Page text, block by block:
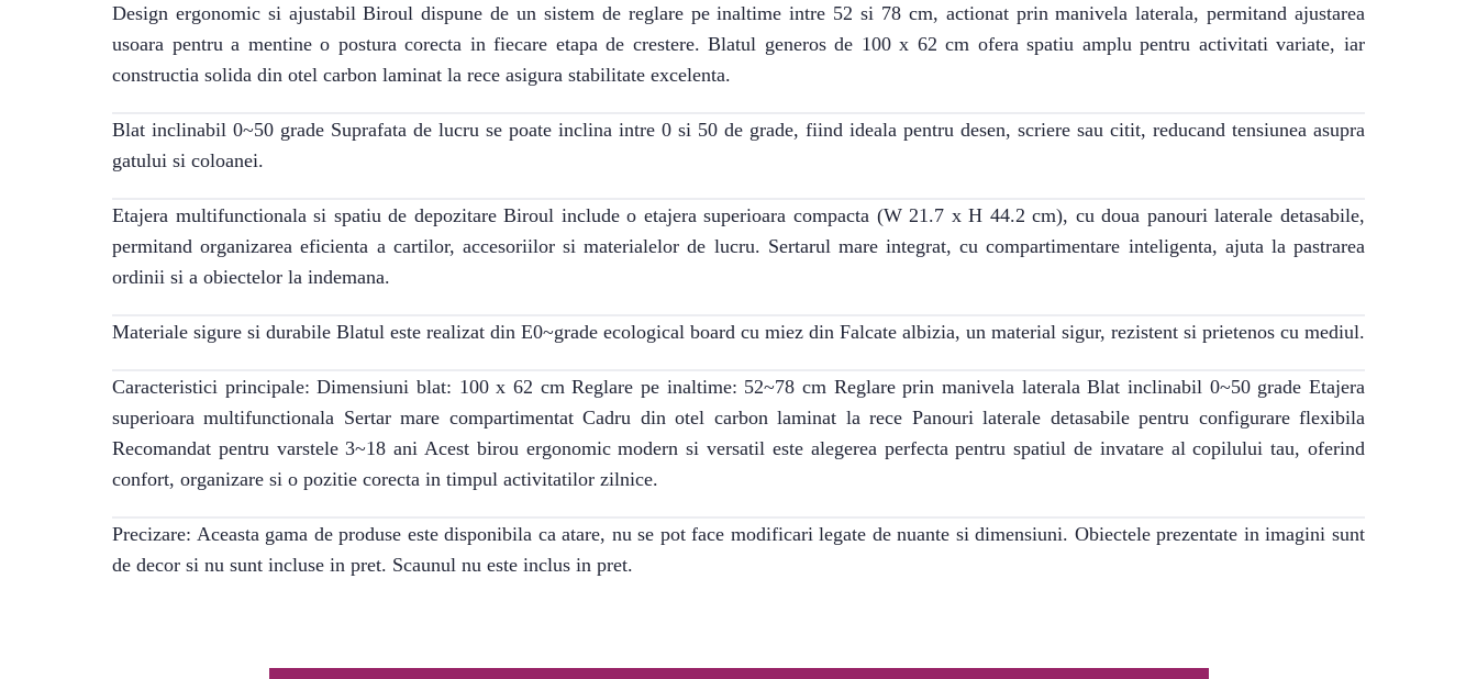
Design ergonomic si ajustabil Biroul dispune de un sistem de reglare pe inaltime intre 52 si 78 cm, actionat prin manivela laterala, permitand ajustarea
usoara pentru a mentine o postura corecta in fiecare etapa de crestere. Blatul generos de 100 x 62 cm ofera spatiu amplu pentru activitati variate, iar
constructia solida din otel carbon laminat la rece asigura stabilitate excelenta.
Blat inclinabil 0~50 grade Suprafata de lucru se poate inclina intre 0 si 50 de grade, fiind ideala pentru desen, scriere sau citit, reducand tensiunea asupra
gatului si coloanei.
Etajera multifunctionala si spatiu de depozitare Biroul include o etajera superioara compacta (W 21.7 x H 44.2 cm), cu doua panouri laterale detasabile,
permitand organizarea eficienta a cartilor, accesoriilor si materialelor de lucru. Sertarul mare integrat, cu compartimentare inteligenta, ajuta la pastrarea
ordinii si a obiectelor la indemana.
Materiale sigure si durabile Blatul este realizat din E0~grade ecological board cu miez din Falcate albizia, un material sigur, rezistent si prietenos cu mediul.
Caracteristici principale: Dimensiuni blat: 100 x 62 cm Reglare pe inaltime: 52~78 cm Reglare prin manivela laterala Blat inclinabil 0~50 grade Etajera
superioara multifunctionala Sertar mare compartimentat Cadru din otel carbon laminat la rece Panouri laterale detasabile pentru configurare flexibila
Recomandat pentru varstele 3~18 ani Acest birou ergonomic modern si versatil este alegerea perfecta pentru spatiul de invatare al copilului tau, oferind
confort, organizare si o pozitie corecta in timpul activitatilor zilnice.
Precizare: Aceasta gama de produse este disponibila ca atare, nu se pot face modificari legate de nuante si dimensiuni. Obiectele prezentate in imagini sunt
de decor si nu sunt incluse in pret. Scaunul nu este inclus in pret.